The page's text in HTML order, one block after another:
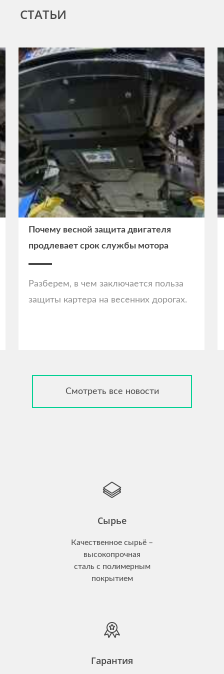
СТАТЬИ
Почему весной защита двигателя
продлевает срок службы мотора
Разберем, в чем заключается польза
защиты картера на весенних дорогах.
Смотреть все новости
Сырье
Качественное сырьё –
высокопрочная
сталь с полимерным
покрытием
Гарантия